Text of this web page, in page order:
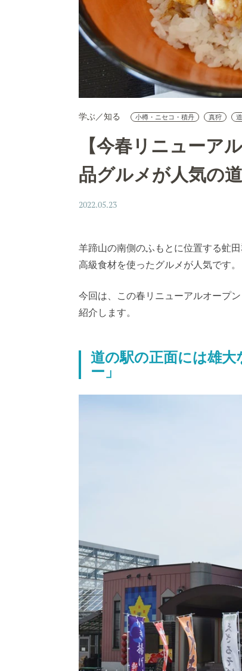
学ぶ／知る 小樽・ニセコ・積丹 真狩
【今春リニューア
品グルメが人気の
2022.05.23
羊蹄山の南側のふもとに位置する虻
高級食材を使ったグルメが人気です。
今回は、この春リニューアルオープ
紹介します。
道の駅の正面には雄大
ー」